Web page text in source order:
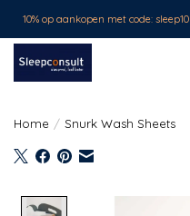
10% op aankopen met code: sleep10
Home / Snurk Wash Sheets